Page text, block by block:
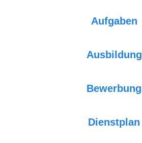
Aufgaben
Ausbildung
Bewerbung
Dienstplan